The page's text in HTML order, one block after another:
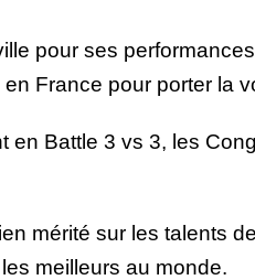
pour ses
France pour porter la
en Battle 3 vs 3, les
mérité sur les talents
meilleurs au monde.